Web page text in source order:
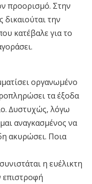
προορισµό. Στην
την
κατέβαλε για το
οργανωµένο
τα έξοδα
∆υστυχώς, λόγω
αναγκασµένος να
ακυρώσει. Ποια
η ευέλικτη